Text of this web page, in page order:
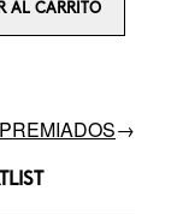
AL CARRITO
→